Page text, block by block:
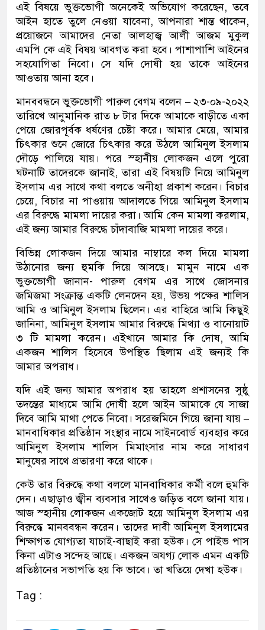
এই বিষয়ে ভুক্তভোগী অনেকেই অভিযোগ করেছেন, তবে
আইন হাতে তুলে নেওয়া যাবেনা, আপনারা শান্ত থাকেন,
প্রয়োজনে আমাদের নেতা আলহাজ্ব আলী আজম মুকুল
এমপি কে এই বিষয় আবগত করা হবে। পাশাপাশি আইনের
সহযোগিতা নিবো। সে যদি দোষী হয় তাকে আইনের
আওতায় আনা হবে।
মানববন্ধনে ভুক্তভোগী পারুল বেগম বলেন – ২৩-০৯-২০২২
তারিখে আনুমানিক রাত ৮ টার দিকে আমাকে বাড়ীতে একা
পেয়ে জোরপূর্বক ধর্ষণের চেষ্টা করে। আমার মেয়ে, আমার
চিৎকার শুনে জোরে চিৎকার করে উঠলে আমিনুল ইসলাম
দৌড়ে পালিয়ে যায়। পরে স্হানীয় লোকজন এলে পুরো
ঘটনাটি তাদেরকে জানাই, তারা এই বিষয়টি নিয়ে আমিনুল
ইসলাম এর সাথে কথা বলতে অনীহা প্রকাশ করেন। বিচার
চেয়ে, বিচার না পাওয়ায় আদালতে গিয়ে আমিনুল ইসলাম
এর বিরুদ্ধে মামলা দায়ের করা। আমি কেন মামলা করলাম,
এই জন্য আমার বিরুদ্ধে চাঁদাবাজি মামলা দায়ের করে।
বিভিন্ন লোকজন দিয়ে আমার নাম্বারে কল দিয়ে মামলা
উঠানোর জন্য হুমকি দিয়ে আসছে। মামুন নামে এক
ভুক্তভোগী জানান- পারুল বেগম এর সাথে জোসনার
জমিজমা সংক্রান্ত একটি লেনদেন হয়, উভয় পক্ষের শালিস
আমি ও আমিনুল ইসলাম ছিলেন। এর বাহিরে আমি কিছুই
জানিনা, আমিনুল ইসলাম আমার বিরুদ্ধে মিথ্যা ও বানোয়াট
৩ টি মামলা করেন। এইখানে আমার কি দোষ, আমি
একজন শালিস হিসেবে উপস্থিত ছিলাম এই জন্যই কি
আমার অপরাধ।
যদি এই জন্য আমার অপরাধ হয় তাহলে প্রশাসনের সুষ্ঠু
তদন্তের মাধ্যমে আমি দোষী হলে আইন আমাকে যে সাজা
দিবে আমি মাথা পেতে নিবো। সরেজমিনে গিয়ে জানা যায় –
মানবাধিকার প্রতিষ্ঠান সংস্থার নামে সাইনবোর্ড ব্যবহার করে
আমিনুল ইসলাম শালিস মিমাংসার নাম করে সাধারণ
মানুষের সাথে প্রতারণা করে থাকে।
কেউ তার বিরুদ্ধে কথা বললে মানবাধিকার কর্মী বলে হুমকি
দেন। এছাড়াও জ্বীন ব্যবসার সাথেও জড়িত বলে জানা যায়।
আজ স্হানীয় লোকজন একজোট হয়ে আমিনুল ইসলাম এর
বিরুদ্ধে মানববন্ধন করেন। তাদের দাবী আমিনুল ইসলামের
শিক্ষাগত যোগ্যতা যাচাই-বাছাই করা হউক। সে পাইভ পাস
কিনা এটাও সন্দেহ আছে। একজন অযগ্য লোক এমন একটি
প্রতিষ্ঠানের সভাপতি হয় কি ভাবে। তা খতিয়ে দেখা হউক।
Tag :